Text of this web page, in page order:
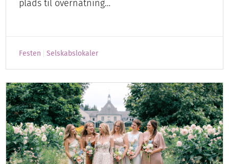
plads til overnatning…
Festen Selskabslokaler